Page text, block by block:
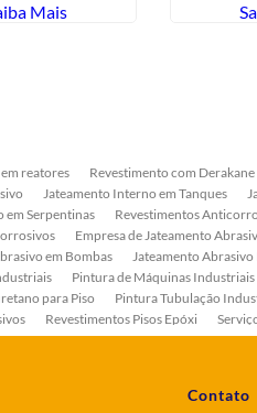
Mais
reatores Revestimento com Derakane
Jateamento Interno em Tanques
em Serpentinas Revestimentos
Empresa de Jateamento
em Bombas Jateamento
Pintura de Máquinas Industriais
para Piso Pintura Tubulação
Revestimentos Pisos Epóxi
Serviço de Pintura de Bombas
Contato